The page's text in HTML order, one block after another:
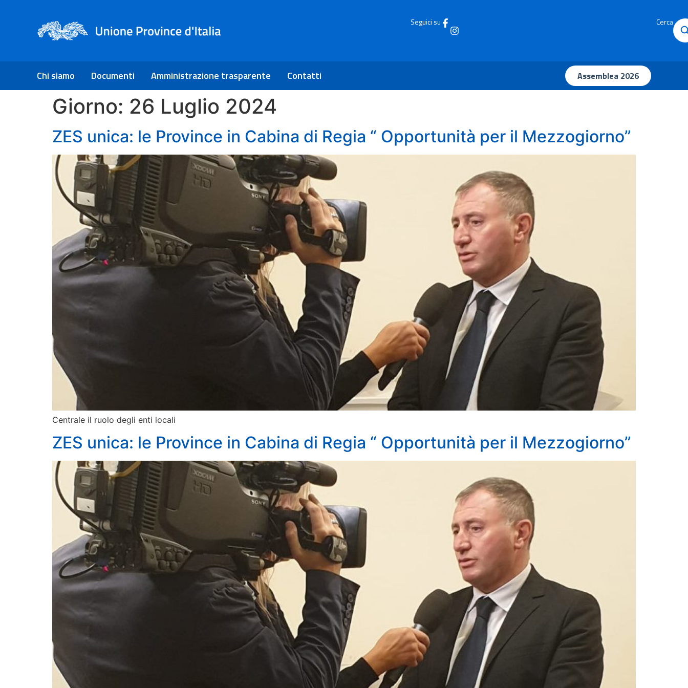
Seguici su Cerca
Chi siamo Documenti Amministrazione trasparente Contatti Assemblea 2026
Giorno: 26 Luglio 2024
ZES unica: le Province in Cabina di Regia “ Opportunità per il Mezzogiorno”
Centrale il ruolo degli enti locali
ZES unica: le Province in Cabina di Regia “ Opportunità per il Mezzogiorno”